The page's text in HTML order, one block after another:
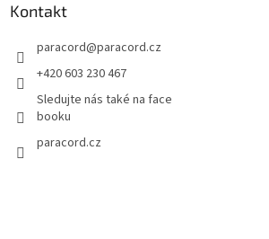
Kontakt
paracord@paracord.cz
+420 603 230 467
Sledujte nás také na face
booku
paracord.cz